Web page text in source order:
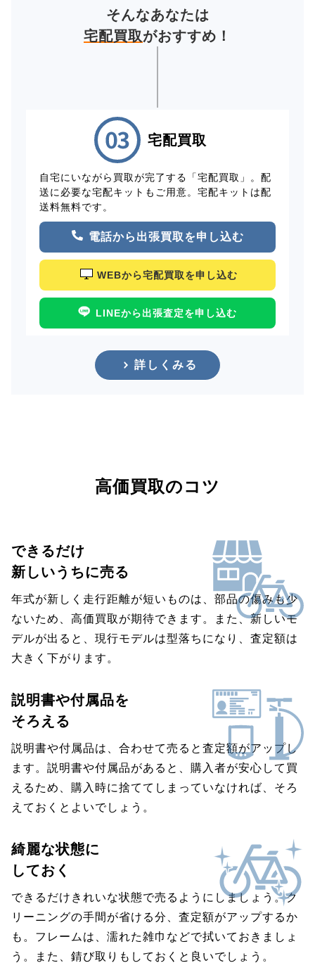
そんなあなたは
宅配買取がおすすめ！
宅配買取
自宅にいながら買取が完了する「宅配買取」。配
送に必要な宅配キットもご用意。宅配キットは配
送料無料です。
電話から出張買取を申し込む
WEBから宅配買取を申し込む
LINEから出張査定を申し込む
詳しくみる
高価買取のコツ
できるだけ
新しいうちに売る
年式が新しく走行距離が短いものは、部品の傷みも少
ないため、高価買取が期待できます。また、新しいモ
デルが出ると、現行モデルは型落ちになり、査定額は
大きく下がります。
説明書や付属品を
そろえる
説明書や付属品は、合わせて売ると査定額がアップし
ます。説明書や付属品があると、購入者が安心して買
えるため、購入時に捨ててしまっていなければ、そろ
えておくとよいでしょう。
綺麗な状態に
しておく
できるだけきれいな状態で売るようにしましょう。ク
リーニングの手間が省ける分、査定額がアップするか
も。フレームは、濡れた雑巾などで拭いておきましょ
う。また、錆び取りもしておくと良いでしょう。